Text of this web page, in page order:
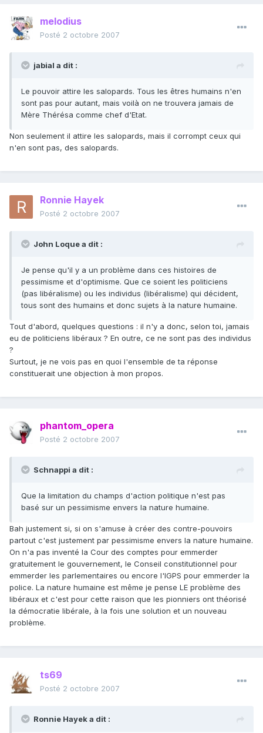
melodius
Posté 2 octobre 2007
jabial a dit :
Le pouvoir attire les salopards. Tous les êtres humains n'en
sont pas pour autant, mais voilà on ne trouvera jamais de
Mère Thérésa comme chef d'Etat.
Non seulement il attire les salopards, mais il corrompt ceux qui
n'en sont pas, des salopards.
Ronnie Hayek
Posté 2 octobre 2007
John Loque a dit :
Je pense qu'il y a un problème dans ces histoires de
pessimisme et d'optimisme. Que ce soient les politiciens
(pas libéralisme) ou les individus (libéralisme) qui décident,
tous sont des humains et donc sujets à la nature humaine.
Tout d'abord, quelques questions : il n'y a donc, selon toi, jamais
eu de politiciens libéraux ? En outre, ce ne sont pas des individus
?
Surtout, je ne vois pas en quoi l'ensemble de ta réponse
constituerait une objection à mon propos.
phantom_opera
Posté 2 octobre 2007
Schnappi a dit :
Que la limitation du champs d'action politique n'est pas
basé sur un pessimisme envers la nature humaine.
Bah justement si, si on s'amuse à créer des contre-pouvoirs
partout c'est justement par pessimisme envers la nature humaine.
On n'a pas inventé la Cour des comptes pour emmerder
gratuitement le gouvernement, le Conseil constitutionnel pour
emmerder les parlementaires ou encore l'IGPS pour emmerder la
police. La nature humaine est même je pense LE problème des
libéraux et c'est pour cette raison que les pionniers ont théorisé
la démocratie libérale, à la fois une solution et un nouveau
problème.
ts69
Posté 2 octobre 2007
Ronnie Hayek a dit :